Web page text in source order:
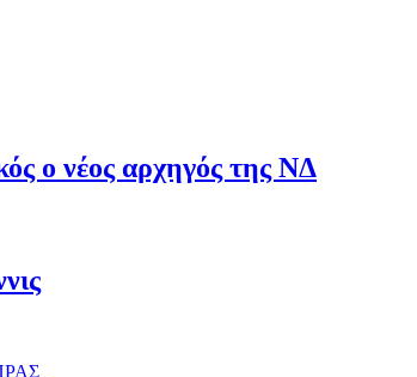
ο νέος αρχηγός της ΝΔ